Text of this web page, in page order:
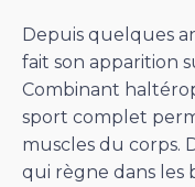
Depuis quelques
fait son apparition
Combinant
sport complet
muscles du corps.
qui règne dans les